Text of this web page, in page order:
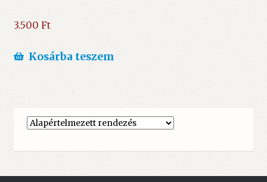
3.500 Ft
Kosárba teszem